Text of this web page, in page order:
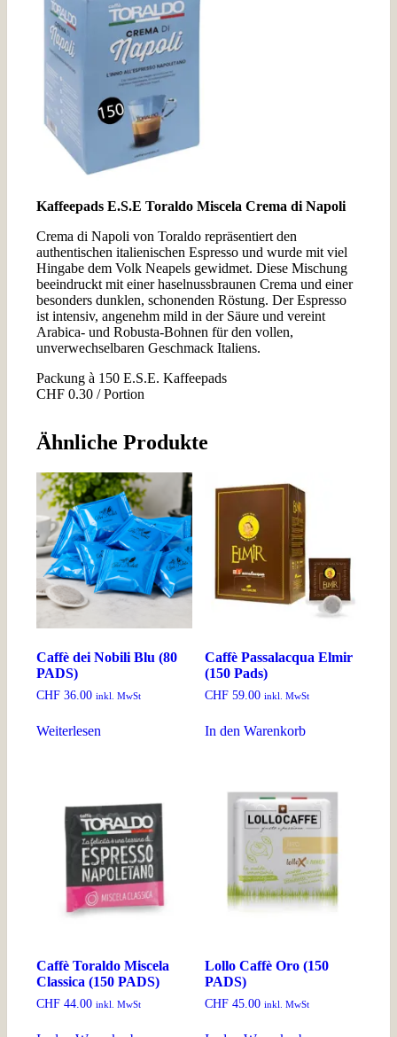
Kaffeepads E.S.E Toraldo Miscela Crema di Napoli
Crema di Napoli von Toraldo repräsentiert den
authentischen italienischen Espresso und wurde mit viel
Hingabe dem Volk Neapels gewidmet. Diese Mischung
beeindruckt mit einer haselnussbraunen Crema und einer
besonders dunklen, schonenden Röstung. Der Espresso
ist intensiv, angenehm mild in der Säure und vereint
Arabica- und Robusta-Bohnen für den vollen,
unverwechselbaren Geschmack Italiens.
Packung à 150 E.S.E. Kaffeepads
CHF 0.30 / Portion
Ähnliche Produkte
Caffè dei Nobili Blu (80
PADS)
CHF 36.00 inkl. MwSt
Weiterlesen
Caffè Passalacqua Elmir
(150 Pads)
CHF 59.00 inkl. MwSt
In den Warenkorb
Caffè Toraldo Miscela
Classica (150 PADS)
CHF 44.00 inkl. MwSt
Lollo Caffè Oro (150
PADS)
CHF 45.00 inkl. MwSt